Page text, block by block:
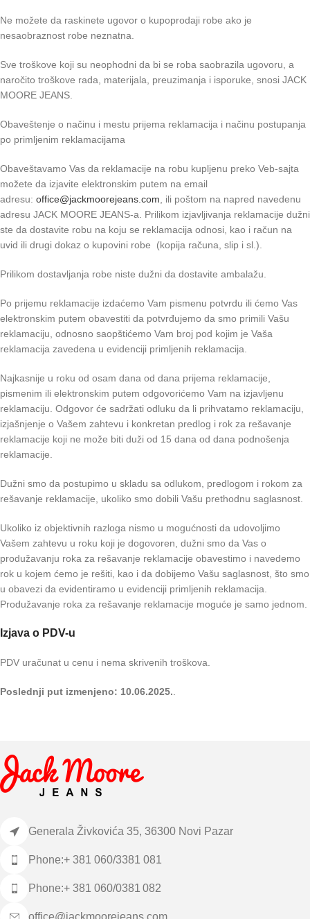
Ne možete da raskinete ugovor o kupoprodaji robe ako je
nesaobraznost robe neznatna.
Sve troškove koji su neophodni da bi se roba saobrazila ugovoru, a
naročito troškove rada, materijala, preuzimanja i isporuke, snosi JACK
MOORE JEANS.
Obaveštenje o načinu i mestu prijema reklamacija i načinu postupanja
po primljenim reklamacijama
Obaveštavamo Vas da reklamacije na robu kupljenu preko Veb-sajta
možete da izjavite elektronskim putem na email
adresu: office@jackmoorejeans.com , ili poštom na napred navedenu
adresu JACK MOORE JEANS-a. Prilikom izjavljivanja reklamacije dužni
ste da dostavite robu na koju se reklamacija odnosi, kao i račun na
uvid ili drugi dokaz o kupovini robe (kopija računa, slip i sl.).
Prilikom dostavljanja robe niste dužni da dostavite ambalažu.
Po prijemu reklamacije izdaćemo Vam pismenu potvrdu ili ćemo Vas
elektronskim putem obavestiti da potvrđujemo da smo primili Vašu
reklamaciju, odnosno saopštićemo Vam broj pod kojim je Vaša
reklamacija zavedena u evidenciji primljenih reklamacija.
Najkasnije u roku od osam dana od dana prijema reklamacije,
pismenim ili elektronskim putem odgovorićemo Vam na izjavljenu
reklamaciju. Odgovor će sadržati odluku da li prihvatamo reklamaciju,
izjašnjenje o Vašem zahtevu i konkretan predlog i rok za rešavanje
reklamacije koji ne može biti duži od 15 dana od dana podnošenja
reklamacije.
Dužni smo da postupimo u skladu sa odlukom, predlogom i rokom za
rešavanje reklamacije, ukoliko smo dobili Vašu prethodnu saglasnost.
Ukoliko iz objektivnih razloga nismo u mogućnosti da udovoljimo
Vašem zahtevu u roku koji je dogovoren, dužni smo da Vas o
produžavanju roka za rešavanje reklamacije obavestimo i navedemo
rok u kojem ćemo je rešiti, kao i da dobijemo Vašu saglasnost, što smo
u obavezi da evidentiramo u evidenciji primljenih reklamacija.
Produžavanje roka za rešavanje reklamacije moguće je samo jednom.
Izjava o PDV-u
PDV uračunat u cenu i nema skrivenih troškova.
Poslednji put izmenjeno: 10.06.2025.
Generala Živkovića 35, 36300 Novi Pazar
Phone:+ 381 060/3381 081
Phone:+ 381 060/0381 082
office@jackmoorejeans.com